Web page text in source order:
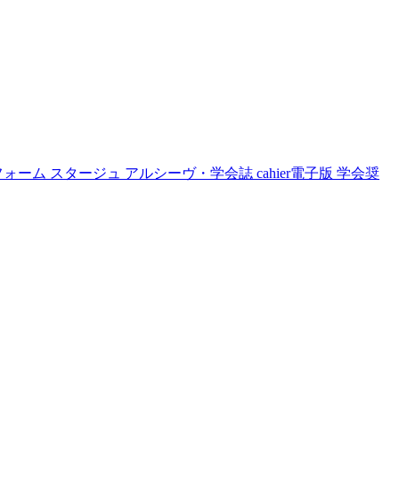
ーム スタージュ アルシーヴ・学会誌 cahier電子版 学会奨